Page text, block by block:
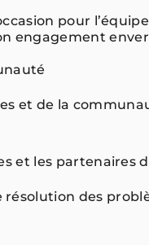
pour
engagement
et de la
et les partenaires
des